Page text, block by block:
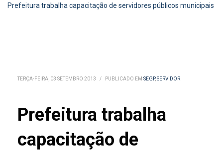
Prefeitura trabalha capacitação de servidores públicos municipais
TERÇA-FEIRA, 03 SETEMBRO 2013 / PUBLICADO EM SEGP,SERVIDOR
Prefeitura trabalha
capacitação de